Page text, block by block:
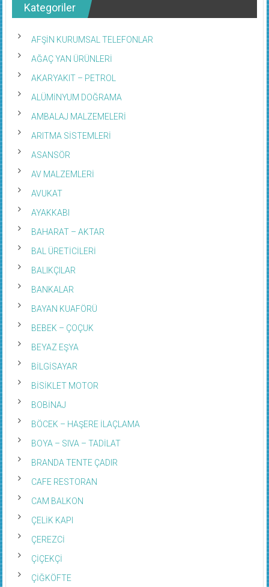
Kategoriler
AFŞİN KURUMSAL TELEFONLAR
AĞAÇ YAN ÜRÜNLERİ
AKARYAKIT – PETROL
ALÜMİNYUM DOĞRAMA
AMBALAJ MALZEMELERİ
ARITMA SİSTEMLERİ
ASANSÖR
AV MALZEMLERİ
AVUKAT
AYAKKABI
BAHARAT – AKTAR
BAL ÜRETİCİLERİ
BALIKÇILAR
BANKALAR
BAYAN KUAFÖRÜ
BEBEK – ÇOÇUK
BEYAZ EŞYA
BİLGİSAYAR
BİSİKLET MOTOR
BOBİNAJ
BÖCEK – HAŞERE İLAÇLAMA
BOYA – SIVA – TADİLAT
BRANDA TENTE ÇADIR
CAFE RESTORAN
CAM BALKON
ÇELİK KAPI
ÇEREZCİ
ÇİÇEKÇİ
ÇİĞKÖFTE